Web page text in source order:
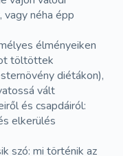
vagy néha épp
élményeiken
töltöttek
diétákon),
vált
és csapdáiról:
elkerülés
szó: mi történik az